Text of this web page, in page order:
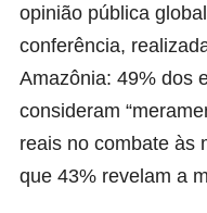
opinião pública
conferência,
Amazônia: 49% dos
consideram
reais no combate às
que 43% revelam a